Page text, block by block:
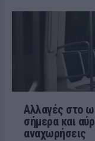
Αλλαγές στο
σήμερα και
αναχωρήσεις